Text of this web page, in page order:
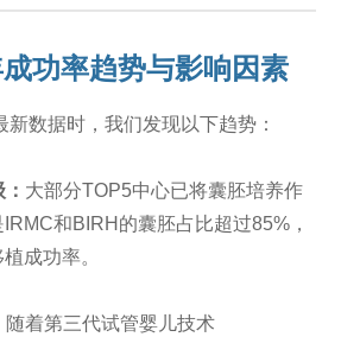
功率趋势与影响因素
新数据时，我们发现以下趋势：
大部分TOP5中心已将囊胚培养作
和BIRH的囊胚占比超过85%，
成功率。
随着第三代试管婴儿技术